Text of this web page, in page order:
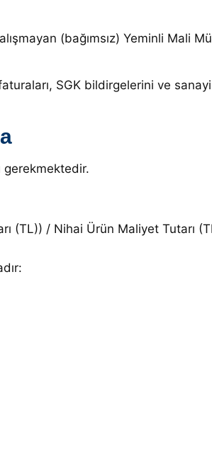
(bağımsız) Yeminli Mali
SGK bildirgelerini ve
gerekmektedir.
(TL)) / Nihai Ürün Maliyet Tutarı
: